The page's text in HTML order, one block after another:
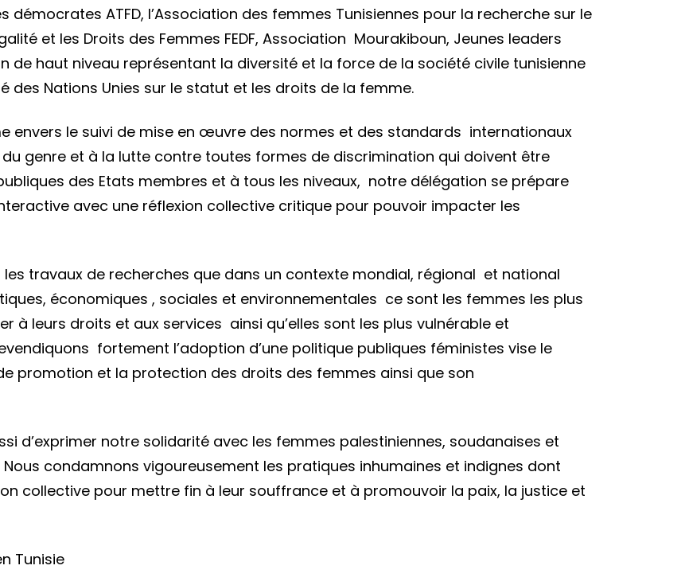
démocrates ATFD, l’Association des femmes Tunisiennes pour la recherche sur le
et les Droits des Femmes FEDF, Association Mourakiboun, Jeunes leaders
haut niveau représentant la diversité et la force de la société civile tunisienne
des Nations Unies sur le statut et les droits de la femme.
envers le suivi de mise en œuvre des normes et des standards internationaux
genre et à la lutte contre toutes formes de discrimination qui doivent être
des Etats membres et à tous les niveaux, notre délégation se prépare
avec une réflexion collective critique pour pouvoir impacter les
travaux de recherches que dans un contexte mondial, régional et national
économiques , sociales et environnementales ce sont les femmes les plus
à leurs droits et aux services ainsi qu’elles sont les plus vulnérable et
fortement l’adoption d’une politique publiques féministes vise le
promotion et la protection des droits des femmes ainsi que son
d’exprimer notre solidarité avec les femmes palestiniennes, soudanaises et
condamnons vigoureusement les pratiques inhumaines et indignes dont
collective pour mettre fin à leur souffrance et à promouvoir la paix, la justice et
Tunisie